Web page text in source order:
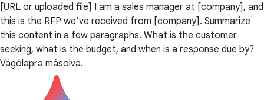
[URL or uploaded file] I am a sales manager at [company], and
this is the RFP we’ve received from [company]. Summarize
this content in a few paragraphs. What is the customer
seeking, what is the budget, and when is a response due by?
Vágólapra másolva.